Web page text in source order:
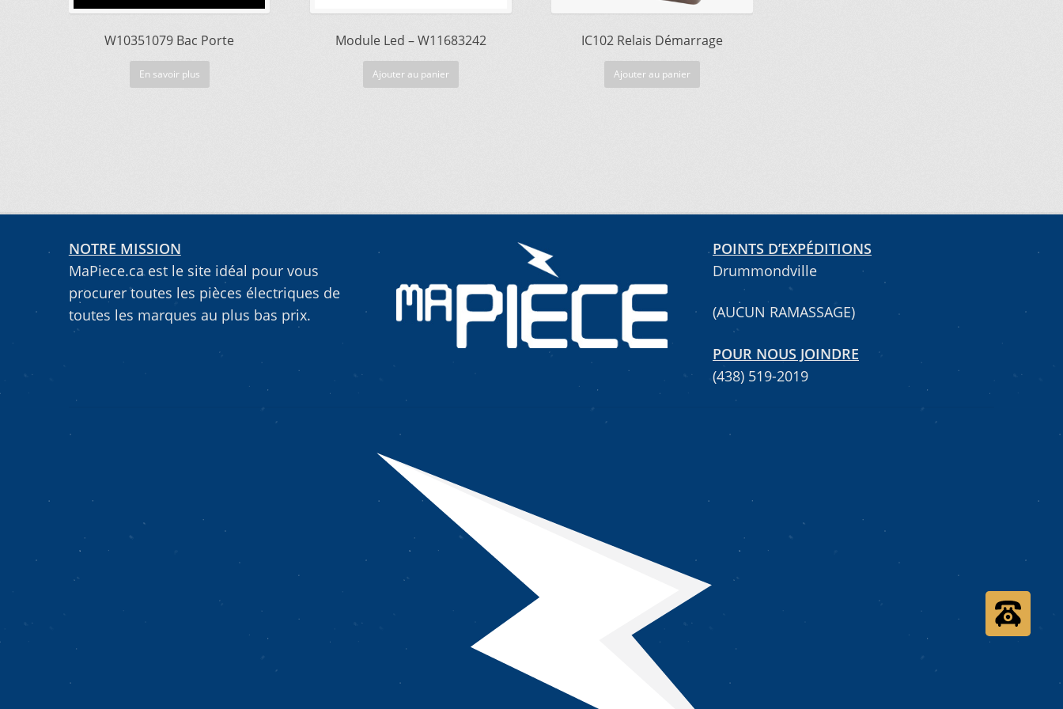
W10351079 Bac Porte
En savoir plus
Module Led – W11683242
Ajouter au panier
IC102 Relais Démarrage
Ajouter au panier
NOTRE MISSION
MaPiece.ca est le site idéal pour vous
procurer toutes les pièces électriques de
toutes les marques au plus bas prix.
POINTS D’EXPÉDITIONS
Drummondville
(AUCUN RAMASSAGE)
POUR NOUS JOINDRE
(438) 519-2019